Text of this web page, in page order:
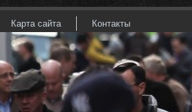
Карта сайта Контакты